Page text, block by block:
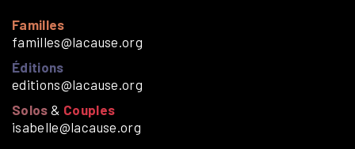
Familles
familles@lacause.org
Éditions
editions@lacause.org
Solos & Couples
isabelle@lacause.org